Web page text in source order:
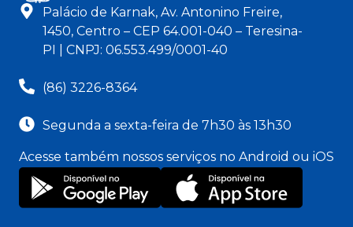
Palácio de Karnak, Av. Antonino Freire,
1450, Centro – CEP 64.001-040 – Teresina-
PI | CNPJ: 06.553.499/0001-40
(86) 3226-8364
Segunda a sexta-feira de 7h30 às 13h30
Acesse também nossos serviços no Android ou iOS